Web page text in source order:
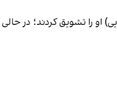
او را تشویق کردند؛ در